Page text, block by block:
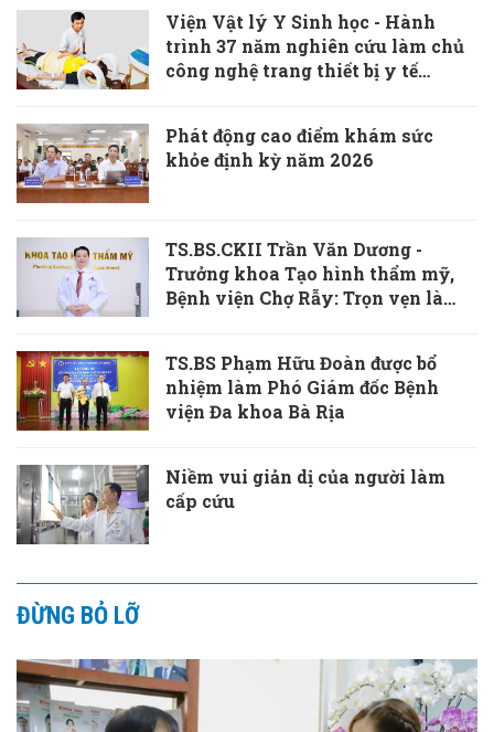
Viện Vật lý Y Sinh học - Hành
trình 37 năm nghiên cứu làm chủ
công nghệ trang thiết bị y tế
Phát động cao điểm khám sức
khỏe định kỳ năm 2026
TS.BS.CKII Trần Văn Dương -
Trưởng khoa Tạo hình thẩm mỹ,
Bệnh viện Chợ Rẫy: Trọn vẹn là
TS.BS Phạm Hữu Đoàn được bổ
nhiệm làm Phó Giám đốc Bệnh
viện Đa khoa Bà Rịa
Niềm vui giản dị của người làm
cấp cứu
ĐỪNG BỎ LỠ